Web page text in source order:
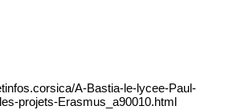
A-Bastia-le-lycee-Paul-
projets-Erasmus_a90010.html